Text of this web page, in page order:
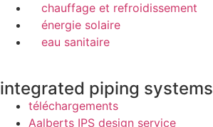
chauffage et refroidissement
énergie solaire
eau sanitaire
integrated piping systems
téléchargements
Aalberts IPS design service